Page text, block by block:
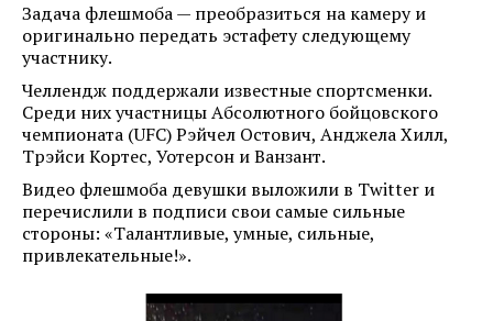
Задача флешмоба — преобразиться на камеру и
оригинально передать эстафету следующему
участнику.
Челлендж поддержали известные спортсменки.
Среди них участницы Абсолютного бойцовского
чемпионата (UFC) Рэйчел Остович, Анджела Хилл,
Трэйси Кортес, Уотерсон и Ванзант.
Видео флешмоба девушки выложили в Twitter и
перечислили в подписи свои самые сильные
стороны: «Талантливые, умные, сильные,
привлекательные!».